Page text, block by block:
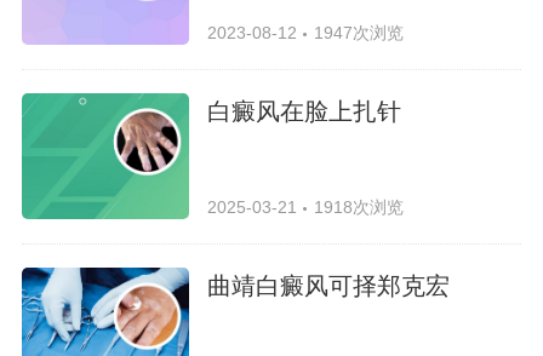
2023-08-12 1947次浏览
白癜风在脸上扎针
2025-03-21 1918次浏览
曲靖白癜风可择郑克宏